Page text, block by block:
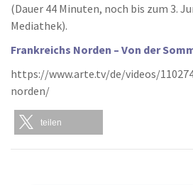
(Dauer 44 Minuten, noch bis zum 3.
Mediathek).
Frankreichs Norden – Von der
https://www.arte.tv/de/videos/
norden/
teilen